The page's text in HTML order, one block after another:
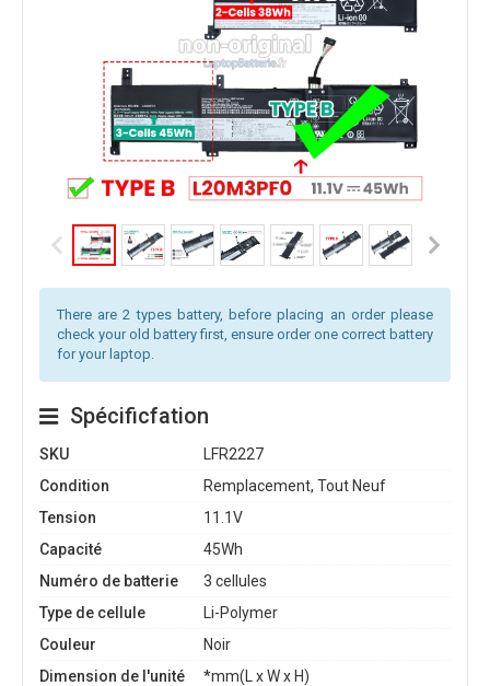
There are 2 types battery, before placing an order please
check your old battery first, ensure order one correct battery
for your laptop.
Spécificfation
SKU
LFR2227
Condition
Remplacement, Tout Neuf
Tension
11.1V
Capacité
45Wh
Numéro de batterie
3 cellules
Type de cellule
Li-Polymer
Couleur
Noir
Dimension de l'unité
*mm(L x W x H)